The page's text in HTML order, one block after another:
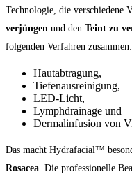
Technologie, die verschiedene
verjüngen und den Teint zu
folgenden Verfahren zusammen:
Hautabtragung,
Tiefenausreinigung,
LED-Licht,
Lymphdrainage und
Dermalinfusion von
Das macht Hydrafacial™
Rosacea . Die professionelle